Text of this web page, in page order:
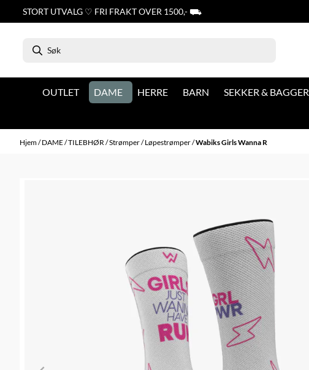
Hopp til innhold
STORT UTVALG ♡ FRI FRAKT OVER 1500,- ⛟
OUTLET DAME HERRE BARN SEKKER & BAGGER
Hjem/DAME/TILEBHØR/Strømper/Løpestrømper/Wabiks Girls Wanna R